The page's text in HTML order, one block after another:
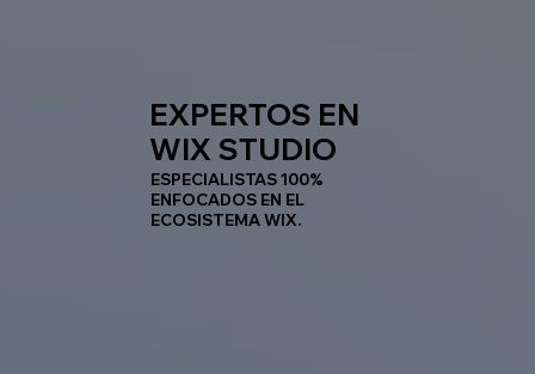
EXPERTOS EN
WIX STUDIO
ESPECIALISTAS 100%
ENFOCADOS EN EL
ECOSISTEMA WIX.